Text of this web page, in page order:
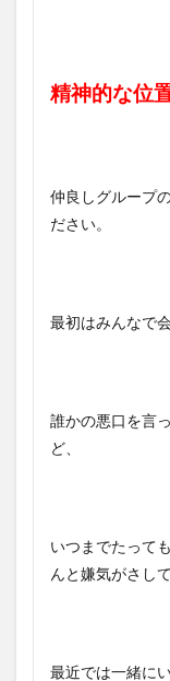
精神的な位
仲良しグループ
ださい。
最初はみんなで
誰かの悪口を言
ど、
いつまでたって
んと嫌気がさして
最近では一緒に